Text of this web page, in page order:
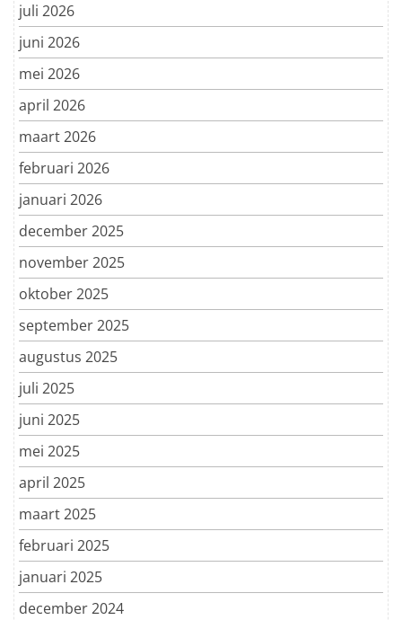
juli 2026
juni 2026
mei 2026
april 2026
maart 2026
februari 2026
januari 2026
december 2025
november 2025
oktober 2025
september 2025
augustus 2025
juli 2025
juni 2025
mei 2025
april 2025
maart 2025
februari 2025
januari 2025
december 2024